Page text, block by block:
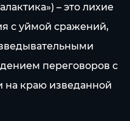
– это лихие
с уймой сражений,
переговоров с
краю изведанной